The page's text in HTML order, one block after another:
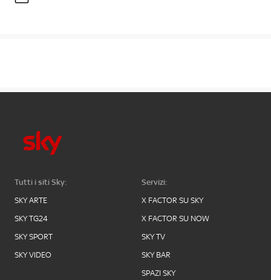
Tutti i siti Sky:
SKY ARTE
SKY TG24
SKY SPORT
SKY VIDEO
Servizi:
X FACTOR SU SKY
X FACTOR SU NOW
SKY TV
SKY BAR
SPAZI SKY